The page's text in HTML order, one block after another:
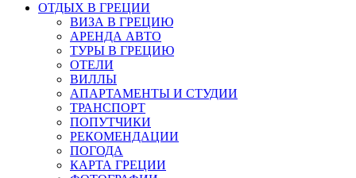
ОТДЫХ В ГРЕЦИИ
ВИЗА В ГРЕЦИЮ
АРЕНДА АВТО
ТУРЫ В ГРЕЦИЮ
ОТЕЛИ
ВИЛЛЫ
АПАРТАМЕНТЫ И СТУДИИ
ТРАНСПОРТ
ПОПУТЧИКИ
РЕКОМЕНДАЦИИ
ПОГОДА
КАРТА ГРЕЦИИ